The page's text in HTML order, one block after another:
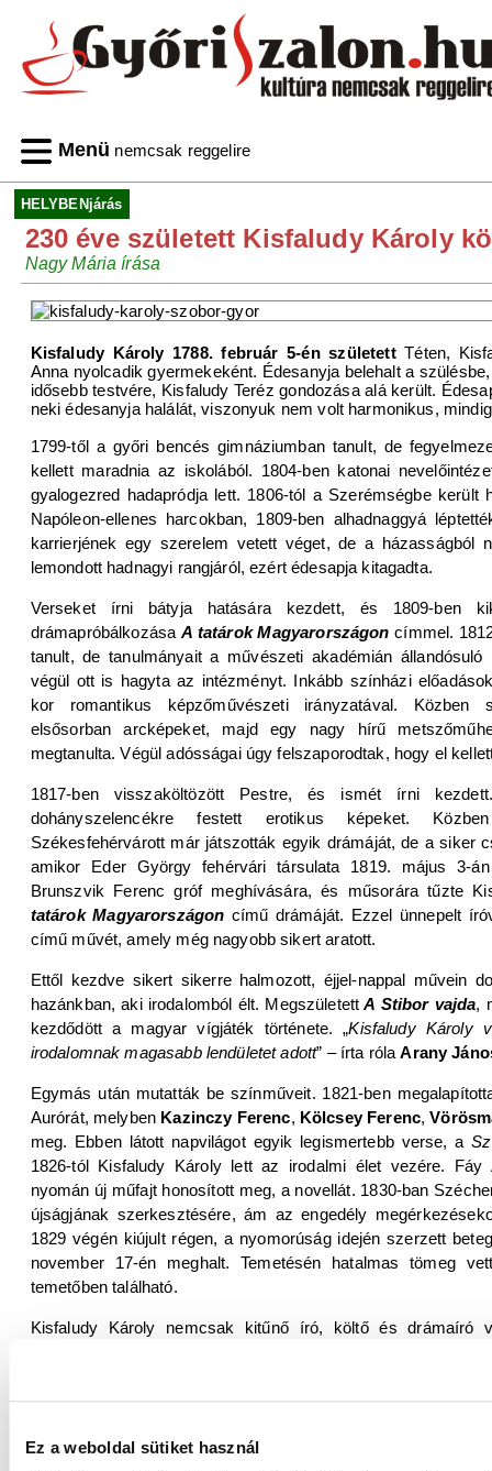
Ez a weboldal sütiket használ
Menü nemcsak reggelire
HELYBENjárás
230 éve született Kisfaludy Károly
Nagy Mária írása
Kisfaludy Károly 1788. február 5-én születettTéten,
Anna nyolcadik gyermekeként. Édesanyja belehalt a
idősebb testvére, Kisfaludy Teréz gondozása alá került.
neki édesanyja halálát, viszonyuk nem volt harmonikus,
1799-től a győri bencés gimnáziumban tanult, de
kellett maradnia az iskolából. 1804-ben katonai
gyalogezred hadapródja lett. 1806-tól a Szerémségbe került
Napóleon-ellenes harcokban, 1809-ben alhadnaggyá
karrierjének egy szerelem vetett véget, de a házasságból
lemondott hadnagyi rangjáról, ezért édesapja kitagadta.
Verseket írni bátyja hatására kezdett, és 1809-ben
drámapróbálkozása A tatárok Magyarországon címmel.
tanult, de tanulmányait a művészeti akadémián állandósuló
végül ott is hagyta az intézményt. Inkább színházi
kor romantikus képzőművészeti irányzatával. Közben
elsősorban arcképeket, majd egy nagy hírű
megtanulta. Végül adósságai úgy felszaporodtak, hogy el
1817-ben visszaköltözött Pestre, és ismét írni
dohányszelencékre festett erotikus képeket.
Székesfehérvárott már játszották egyik drámáját, de a siker
amikor Eder György fehérvári társulata 1819. május 3-
Brunszvik Ferenc gróf meghívására, és műsorára tűzte
tatárok Magyarországon című drámáját. Ezzel ünnepelt
című művét, amely még nagyobb sikert aratott.
Ettől kezdve sikert sikerre halmozott, éjjel-nappal művein
hazánkban, aki irodalomból élt. Megszületett A Stibor vajda,
kezdődött a magyar vígjáték története. „Kisfaludy Károly
irodalomnak magasabb lendületet adott” – írta rólaArany
Egymás után mutatták be színműveit. 1821-ben
Aurórát, melyben Kazinczy Ferenc, Kölcsey Ferenc,
meg. Ebben látott napvilágot egyik legismertebb verse, a
1826-tól Kisfaludy Károly lett az irodalmi élet vezére. Fáy
nyomán új műfajt honosított meg, a novellát. 1830-ban
újságjának szerkesztésére, ám az engedély
1829 végén kiújult régen, a nyomorúság idején szerzett
november 17-én meghalt. Temetésén hatalmas tömeg
temetőben található.
Kisfaludy Károly nemcsak kitűnő író, költő és drámaíró
Mihály, Toldy Ferenc, Stettner György, Vörösmarty Mihály